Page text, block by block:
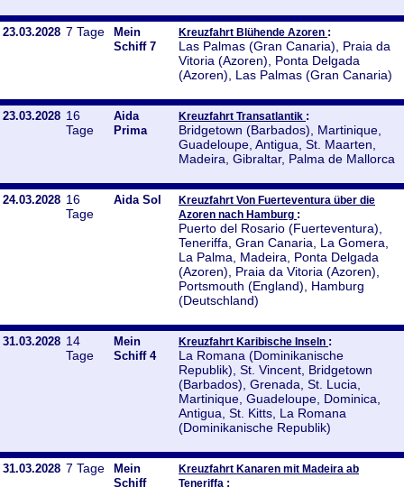
23.03.2028 7 Tage
Mein
Schiff 7
Kreuzfahrt Blühende Azoren :
Las Palmas (Gran Canaria), Praia da
Vitoria (Azoren), Ponta Delgada
(Azoren), Las Palmas (Gran Canaria)
23.03.2028 16
Tage
Aida
Prima
Kreuzfahrt Transatlantik :
Bridgetown (Barbados), Martinique,
Guadeloupe, Antigua, St. Maarten,
Madeira, Gibraltar, Palma de Mallorca
24.03.2028 16
Tage
Aida Sol
Kreuzfahrt Von Fuerteventura über die
Azoren nach Hamburg :
Puerto del Rosario (Fuerteventura),
Teneriffa, Gran Canaria, La Gomera,
La Palma, Madeira, Ponta Delgada
(Azoren), Praia da Vitoria (Azoren),
Portsmouth (England), Hamburg
(Deutschland)
31.03.2028 14
Tage
Mein
Schiff 4
Kreuzfahrt Karibische Inseln :
La Romana (Dominikanische
Republik), St. Vincent, Bridgetown
(Barbados), Grenada, St. Lucia,
Martinique, Guadeloupe, Dominica,
Antigua, St. Kitts, La Romana
(Dominikanische Republik)
31.03.2028 7 Tage
Mein
Schiff
Kreuzfahrt Kanaren mit Madeira ab
Teneriffa :